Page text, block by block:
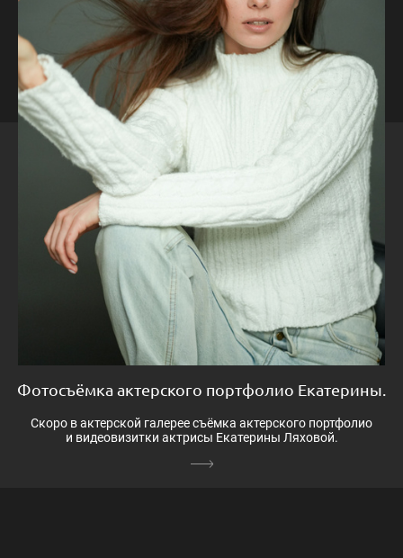
Фотосъёмка актерского портфолио Екатерины.
Скоро в актерской галерее съёмка актерского портфолио
и видеовизитки актрисы Екатерины Ляховой.